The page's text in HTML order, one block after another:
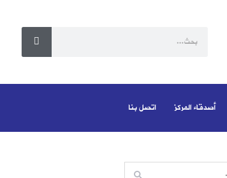
أصدقاء المركز اتصل بنا